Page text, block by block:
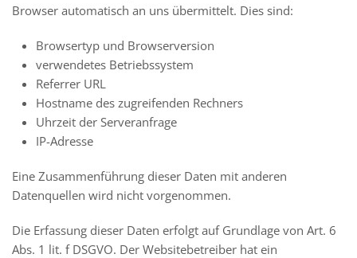
Browser automatisch an uns übermittelt. Dies sind:
Browsertyp und Browserversion
verwendetes Betriebssystem
Referrer URL
Hostname des zugreifenden Rechners
Uhrzeit der Serveranfrage
IP-Adresse
Eine Zusammenführung dieser Daten mit anderen
Datenquellen wird nicht vorgenommen.
Die Erfassung dieser Daten erfolgt auf Grundlage von Art. 6
Abs. 1 lit. f DSGVO. Der Websitebetreiber hat ein